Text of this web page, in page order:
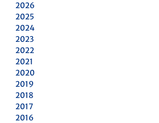
2026
2025
2024
2023
2022
2021
2020
2019
2018
2017
2016